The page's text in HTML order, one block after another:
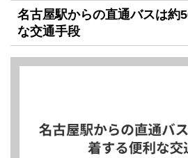
名古屋駅からの直通バスは約
な交通手段